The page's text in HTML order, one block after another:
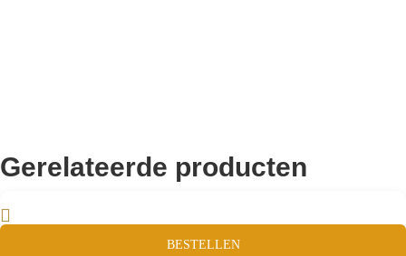
Gerelateerde producten
BESTELLEN